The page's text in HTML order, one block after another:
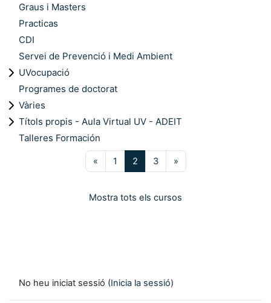
Graus i Masters
Practicas
CDI
Servei de Prevenció i Medi Ambient
UVocupació
Programes de doctorat
Vàries
Títols propis - Aula Virtual UV - ADEIT
Talleres Formación
«Pàgina anterior
1 Pàgina 1
2Pàgina 2
3Pàgina 3
»Pàgina següent
Mostra tots els cursos
No heu iniciat sessió (Inicia la sessió)